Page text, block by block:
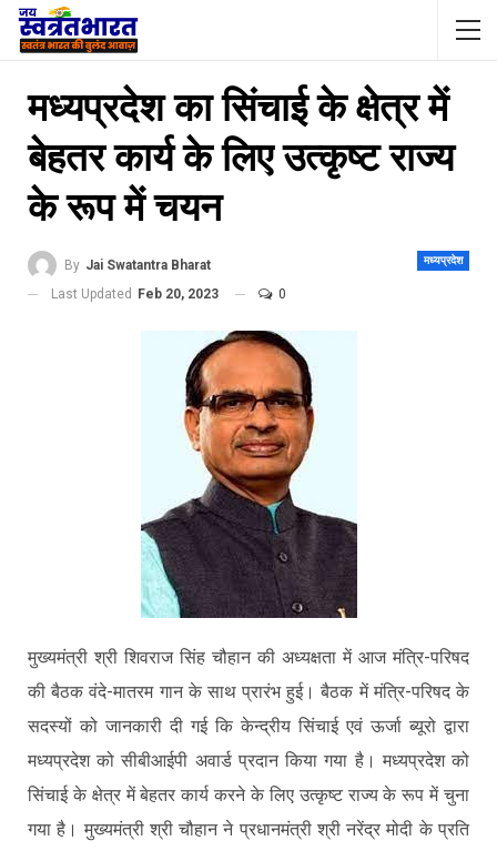
मध्यप्रदेश का सिंचाई के क्षेत्र में
बेहतर कार्य के लिए उत्कृष्ट राज्य
के रूप में चयन
मध्यप्रदेश
By Jai Swatantra Bharat
Last Updated Feb 20, 2023 0
मुख्यमंत्री श्री शिवराज सिंह चौहान की अध्यक्षता में आज मंत्रि-परिषद
की बैठक वंदे-मातरम गान के साथ प्रारंभ हुई। बैठक में मंत्रि-परिषद के
सदस्यों को जानकारी दी गई कि केन्द्रीय सिंचाई एवं ऊर्जा ब्यूरो द्वारा
मध्यप्रदेश को सीबीआईपी अवार्ड प्रदान किया गया है। मध्यप्रदेश को
सिंचाई के क्षेत्र में बेहतर कार्य करने के लिए उत्कृष्ट राज्य के रूप में चुना
गया है। मुख्यमंत्री श्री चौहान ने प्रधानमंत्री श्री नरेंद्र मोदी के प्रति